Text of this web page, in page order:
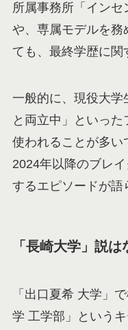
所属事務所「イン
や、専属モデルを務
ても、最終学歴に関
一般的に、現役大学
と両立中」といっ
使われることが多い
2024年以降のブレ
するエピソードが語
「長崎大学」説
「出口夏希 大学」
学 工学部」という